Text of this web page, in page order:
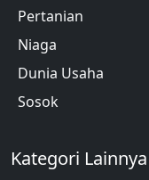
Pertanian
Niaga
Dunia Usaha
Sosok
Kategori Lainnya